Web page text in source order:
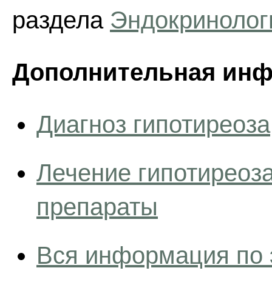
раздела
Дополнительная
Диагноз гипотиреоза
Лечение
препараты
Вся информация по